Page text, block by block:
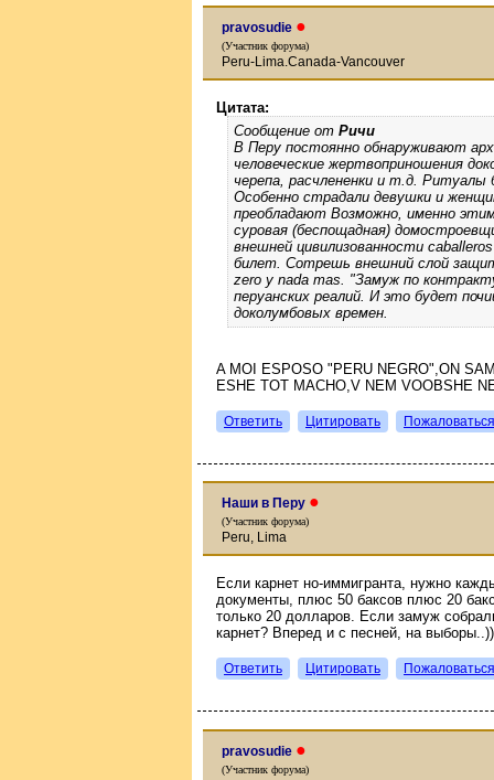
pravosudie ●
(Участник форума)
Peru-Lima.Canada-Vancouver
Цитата:
Сообщение от Ричи
В Перу постоянно обнаруживают
человеческие жертвоприношения
черепа, расчлененки и т.д.
Особенно страдали девушки и
преобладают Возможно, именно
суровая (беспощадная)
внешней цивилизованности
билет. Сотрешь внешний слой
zero y nada mas. "Замуж по
перуанских реалий. И это будет
доколумбовых времен.
A MOI ESPOSO "PERU NEGRO",ON
ESHE TOT MACHO,V NEM VOOBSHE
Ответить Цитировать Пожаловаться
Наши в Перу ●
(Участник форума)
Peru, Lima
Если карнет но-иммигранта, нужно
документы, плюс 50 баксов плюс 20
только 20 долларов. Если замуж
карнет? Вперед и с песней, на выборы..))
Ответить Цитировать Пожаловаться
pravosudie ●
(Участник форума)